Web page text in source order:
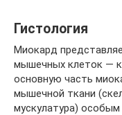
Гистология
Миокард
мышечных клеток —
основную часть
мышечной ткани
мускулатура) особым